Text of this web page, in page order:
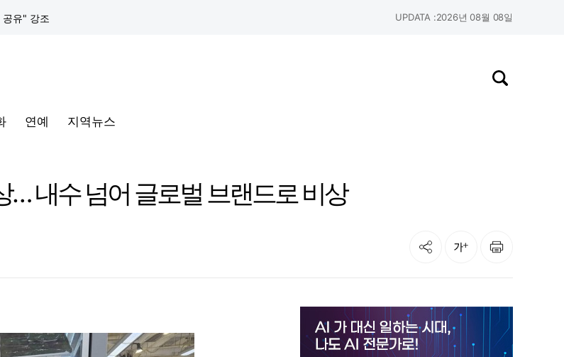
공유" 강조
장 확대 본격화
유" 강조
UPDATA :2026년 08월 08일
연예 지역뉴스
검색창 열기
… 내수 넘어 글로벌 브랜드로 비상
공유 글자크기 인쇄